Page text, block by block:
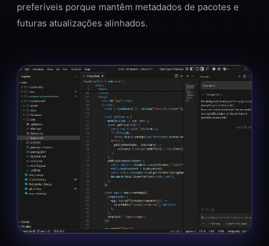
preferíveis porque mantêm metadados de pacotes e
futuras atualizações alinhados.